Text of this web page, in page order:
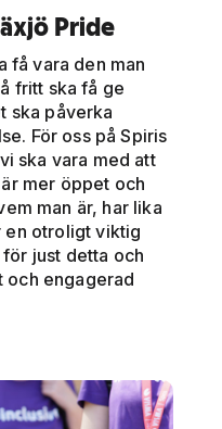
Pride
få vara den man
fritt ska få ge
ska påverka
För oss på Spiris
ska vara med att
mer öppet och
man är, har lika
en otroligt viktig
just detta och
och engagerad